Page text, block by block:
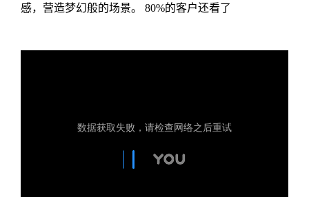
感，营造梦幻般的场景。 80%的客户还看了